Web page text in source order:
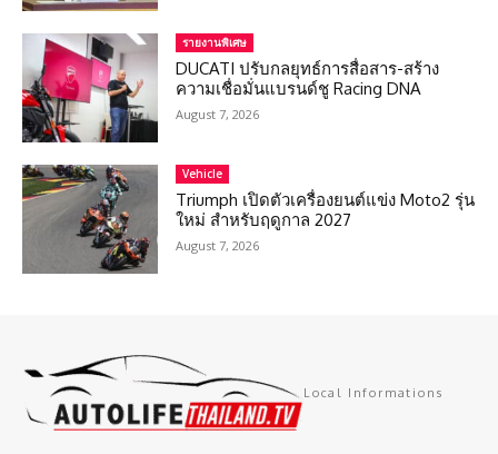
รายงานพิเศษ
DUCATI ปรับกลยุทธ์การสื่อสาร-สร้าง
ความเชื่อมั่นแบรนด์ชู Racing DNA
August 7, 2026
Vehicle
Triumph เปิดตัวเครื่องยนต์แข่ง Moto2 รุ่น
ใหม่ สำหรับฤดูกาล 2027
August 7, 2026
Local Informations